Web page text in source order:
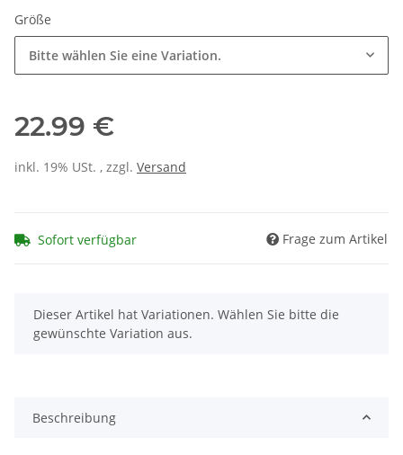
Größe
Bitte wählen Sie eine Variation.
22.99 €
inkl. 19% USt. , zzgl. Versand
Sofort verfügbar Frage zum Artikel
x
Dieser Artikel hat Variationen. Wählen Sie bitte die
gewünschte Variation aus.
Beschreibung